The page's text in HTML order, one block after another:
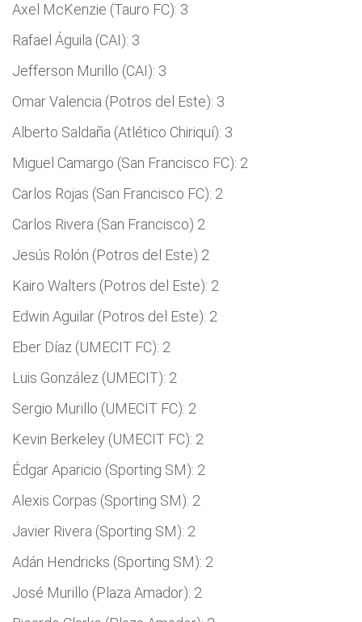
Axel McKenzie (Tauro FC): 3
Rafael Águila (CAI): 3
Jefferson Murillo (CAI): 3
Omar Valencia (Potros del Este): 3
Alberto Saldaña (Atlético Chiriquí): 3
Miguel Camargo (San Francisco FC): 2
Carlos Rojas (San Francisco FC): 2
Carlos Rivera (San Francisco) 2
Jesús Rolón (Potros del Este) 2
Kairo Walters (Potros del Este): 2
Edwin Aguilar (Potros del Este): 2
Eber Díaz (UMECIT FC): 2
Luis González (UMECIT): 2
Sergio Murillo (UMECIT FC): 2
Kevin Berkeley (UMECIT FC): 2
Édgar Aparicio (Sporting SM): 2
Alexis Corpas (Sporting SM): 2
Javier Rivera (Sporting SM): 2
Adán Hendricks (Sporting SM): 2
José Murillo (Plaza Amador): 2